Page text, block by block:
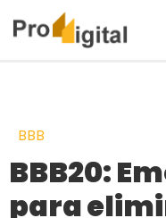
BBB
BBB20:
para